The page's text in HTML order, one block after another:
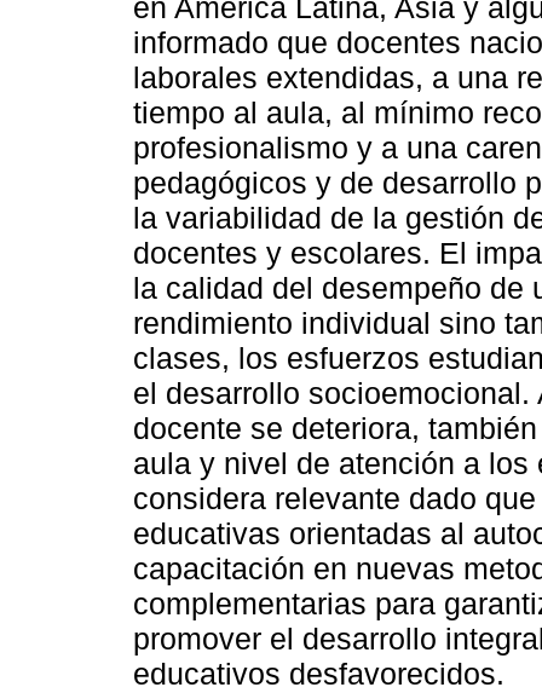
en América Latina, Asia y
informado que docentes
laborales extendidas, a una
tiempo al aula, al mínimo
profesionalismo y a una
pedagógicos y de desarrollo
la variabilidad de la gestión
docentes y escolares. El
la calidad del desempeño de
rendimiento individual sino
clases, los esfuerzos
el desarrollo
docente se deteriora,
aula y nivel de atención a
considera relevante dado
educativas orientadas al
capacitación en nuevas
complementarias para
promover el desarrollo
educativos desfavorecidos.